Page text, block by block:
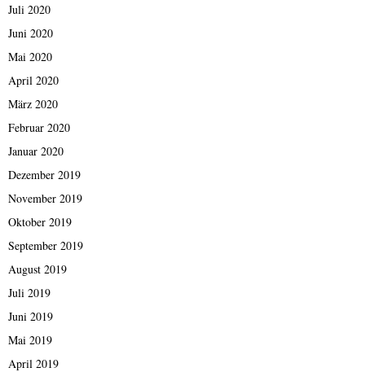
Juli 2020
Juni 2020
Mai 2020
April 2020
März 2020
Februar 2020
Januar 2020
Dezember 2019
November 2019
Oktober 2019
September 2019
August 2019
Juli 2019
Juni 2019
Mai 2019
April 2019